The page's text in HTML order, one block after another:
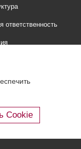
ответственность
Cookie